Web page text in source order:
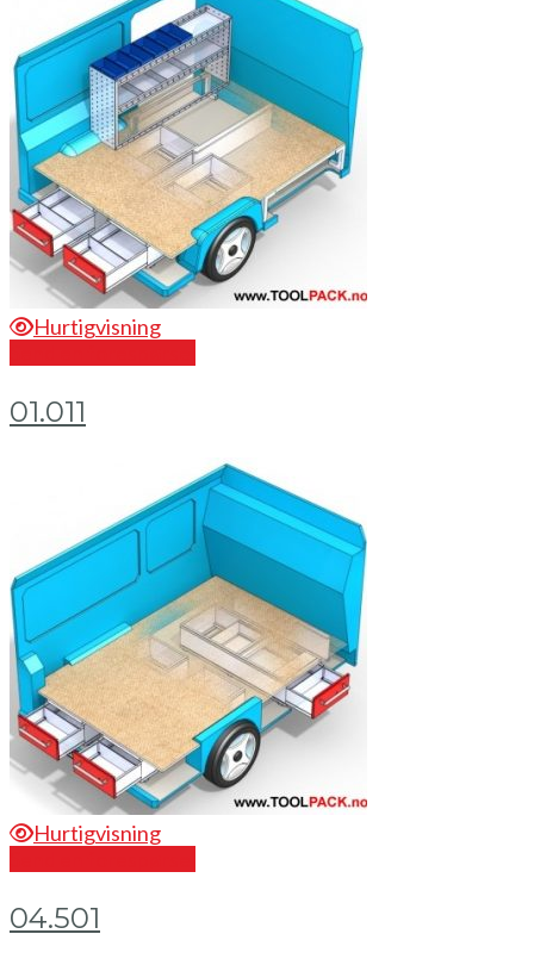
Hurtigvisning
01.011
Hurtigvisning
04.501